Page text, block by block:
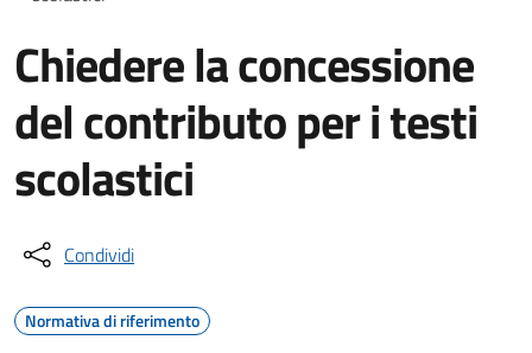
Chiedere la concessione
del contributo per i testi
scolastici
Condividi
Normativa di riferimento